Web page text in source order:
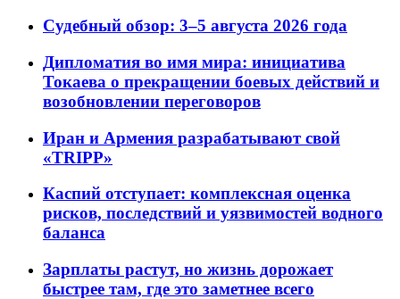
Судебный обзор: 3–5 августа 2026 года
Дипломатия во имя мира: инициатива
Токаева о прекращении боевых действий и
возобновлении переговоров
Иран и Армения разрабатывают свой
«TRIPP»
Каспий отступает: комплексная оценка
рисков, последствий и уязвимостей водного
баланса
Зарплаты растут, но жизнь дорожает
быстрее там, где это заметнее всего